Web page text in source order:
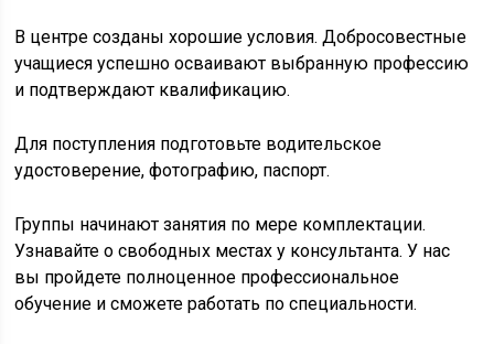
В центре созданы хорошие условия. Добросовестные
учащиеся успешно осваивают выбранную профессию
и подтверждают квалификацию.
Для поступления подготовьте водительское
удостоверение, фотографию, паспорт.
Группы начинают занятия по мере комплектации.
Узнавайте о свободных местах у консультанта. У нас
вы пройдете полноценное профессиональное
обучение и сможете работать по специальности.